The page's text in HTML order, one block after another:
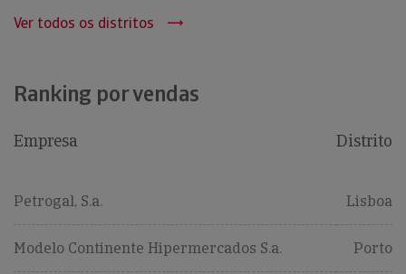
Ver todos os distritos
Ranking por vendas
Empresa Distrito
Petrogal, S.a. Lisboa
Modelo Continente Hipermercados S.a. Porto